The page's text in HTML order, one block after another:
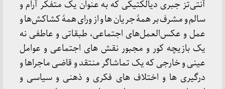
آنتی‌تز جبری دیالکتیکی که به عنوان یک متفکر آرام و
سالم و مشرف بر همۀ جریان ها و از ورای همۀ کشاکش‌ها و
عمل و عکس‌العمل‌های اجتماعی، طبقاتی و عاطفی نه
یک بازیچه کور و مجبور نقش های اجتماعی و عوامل
عینی و خارجی که یک تماشاگر منتقد و قاضی ماجراها و
درگیری ها و اختلاف های فکری و ذهنی و سیاسی و